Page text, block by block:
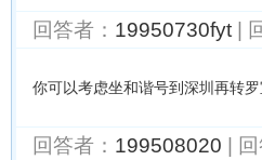
回答者： 19950730fyt |
你可以考虑坐和谐号到深圳再转
回答者： 199508020 |